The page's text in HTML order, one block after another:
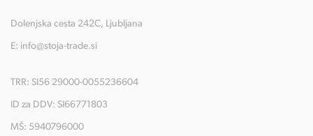
Dolenjska cesta 242C, Ljubljana
E: info@stoja-trade.si
TRR: SI56 29000-0055236604
ID za DDV: SI66771803
MŠ: 5940796000